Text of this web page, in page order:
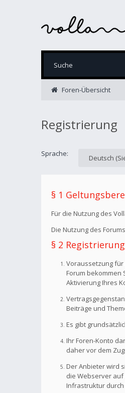
Foren-Übersicht
Registrierung
Sprache: Deutsch
§ 1
Für die Nutzung des
Die Nutzung des
§ 2
Voraussetzung für
Forum bekommen
Aktivierung Ihres
Beiträge und
Es gibt
Ihr Foren-Konto
daher vor dem
Der Anbieter wird
die Webserver
Infrastruktur